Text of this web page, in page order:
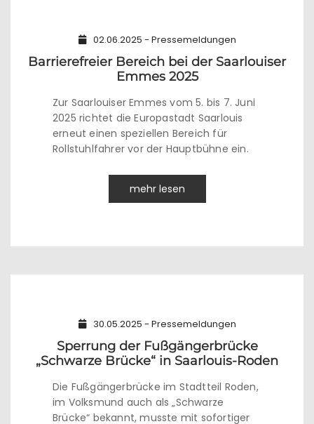
02.06.2025 - Pressemeldungen
Barrierefreier Bereich bei der Saarlouiser
Emmes 2025
Zur Saarlouiser Emmes vom 5. bis 7. Juni
2025 richtet die Europastadt Saarlouis
erneut einen speziellen Bereich für
Rollstuhlfahrer vor der Hauptbühne ein.
mehr lesen
30.05.2025 - Pressemeldungen
Sperrung der Fußgängerbrücke
„Schwarze Brücke“ in Saarlouis-Roden
Die Fußgängerbrücke im Stadtteil Roden,
im Volksmund auch als „Schwarze
Brücke“ bekannt, musste mit sofortiger